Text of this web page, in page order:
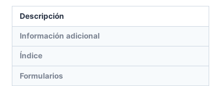
Descripción
Información adicional
Índice
Formularios